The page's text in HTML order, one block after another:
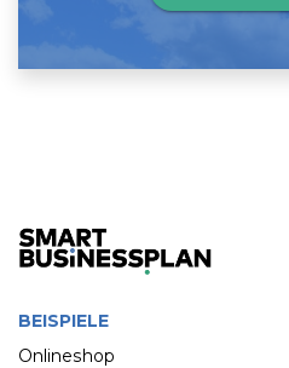
BEISPIELE
Onlineshop